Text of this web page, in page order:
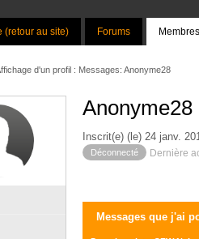
(retour au site) Forums Membres
d'un profil : Messages: Anonyme28
Anonyme28
Inscrit(e) (le) 24 janv.
Déconnecté Dernière
Messages que j'ai